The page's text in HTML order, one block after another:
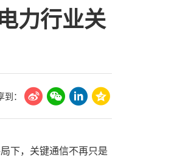
艺术力行业关
：
下，关键通信不再只是